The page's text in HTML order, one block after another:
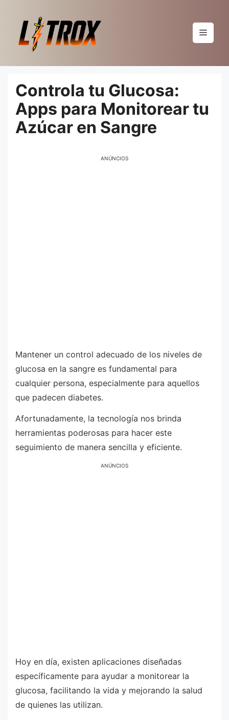
conteúdo
Menu
Controla tu Glucosa:
Apps para Monitorear tu
Azúcar en Sangre
ANÚNCIOS
Mantener un control adecuado de los niveles de
glucosa en la sangre es fundamental para
cualquier persona, especialmente para aquellos
que padecen diabetes.
Afortunadamente, la tecnología nos brinda
herramientas poderosas para hacer este
seguimiento de manera sencilla y eficiente.
ANÚNCIOS
Hoy en día, existen aplicaciones diseñadas
específicamente para ayudar a monitorear la
glucosa, facilitando la vida y mejorando la salud
de quienes las utilizan.